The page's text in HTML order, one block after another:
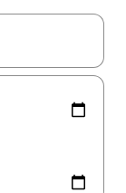
для